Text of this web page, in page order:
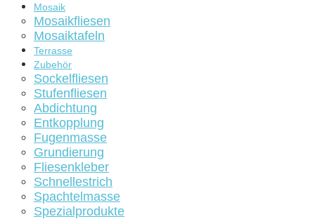
Mosaik
Mosaikfliesen
Mosaiktafeln
Terrasse
Zubehör
Sockelfliesen
Stufenfliesen
Abdichtung
Entkopplung
Fugenmasse
Grundierung
Fliesenkleber
Schnellestrich
Spachtelmasse
Spezialprodukte